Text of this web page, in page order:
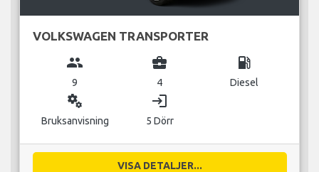
VOLKSWAGEN TRANSPORTER
group
9
business_center
4
local_gas_station
Diesel
miscellaneous_services
Bruksanvisning
login
5 Dörr
VISA DETALJER...